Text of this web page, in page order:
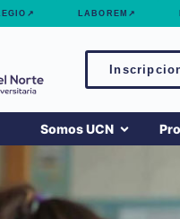
LABOREM↗
Somos UCN